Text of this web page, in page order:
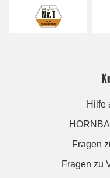
Hilfe
Fragen
Fragen zu